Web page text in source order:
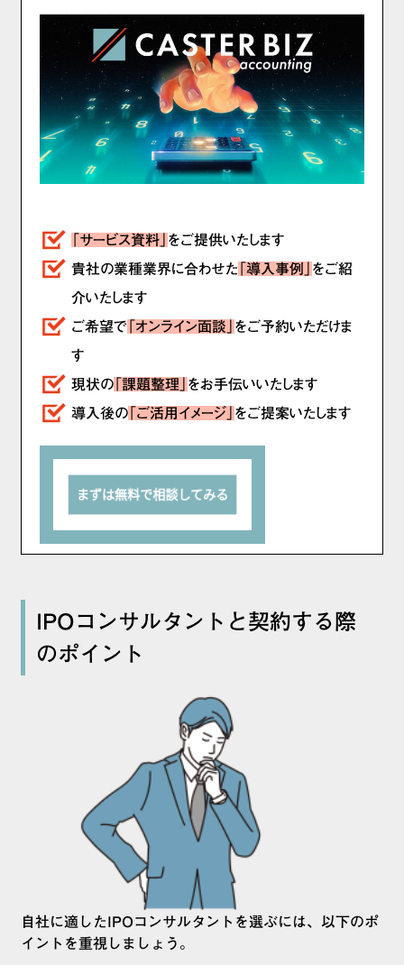
「サービス資料」 をご提供いたします
貴社の業種業界に合わせた 「導入事例」 をご紹
介いたします
ご希望で 「オンライン面談」 をご予約いただけま
す
現状の 「課題整理」 をお手伝いいたします
導入後の 「ご活用イメージ」 をご提案いたします
IPOコンサルタントと契約する際
のポイント
自社に適したIPOコンサルタントを選ぶには、以下のポ
イントを重視しましょう。